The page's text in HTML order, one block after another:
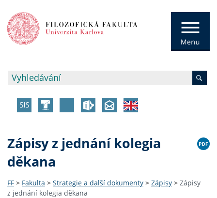
Zápisy z jednání kolegia
děkana
FF > Fakulta > Strategie a další dokumenty > Zápisy > Zápisy
z jednání kolegia děkana